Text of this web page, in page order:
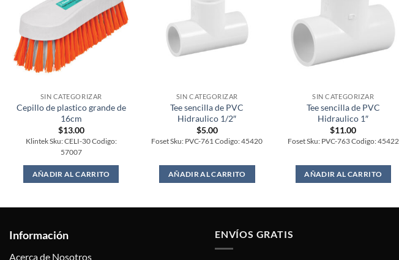
SIN CATEGORIZAR
Cepillo de plastico grande de
16cm
$13.00
Klintek Sku: CELI-30 Codigo:
57007
AÑADIR AL CARRITO
SIN CATEGORIZAR
Tee sencilla de PVC
Hidraulico 1/2″
$5.00
Foset Sku: PVC-761 Codigo: 45420
AÑADIR AL CARRITO
SIN CATEGORIZAR
Tee sencilla de PVC
Hidraulico 1″
$11.00
Foset Sku: PVC-763 Codigo: 45422
AÑADIR AL CARRITO
Información
Acerca de Nosotros
ENVÍOS GRATIS